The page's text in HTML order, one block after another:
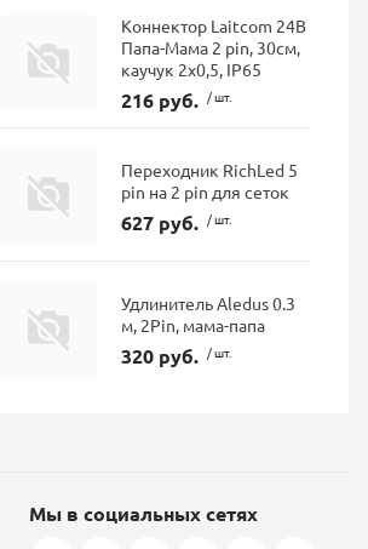
Коннектор Laitcom 24В
Папа-Мама 2 pin, 30см,
каучук 2х0,5, IP65
216 руб. / шт.
Переходник RichLed 5
pin на 2 pin для сеток
627 руб. / шт.
Удлинитель Aledus 0.3
м, 2Pin, мама-папа
320 руб. / шт.
Мы в социальных сетях